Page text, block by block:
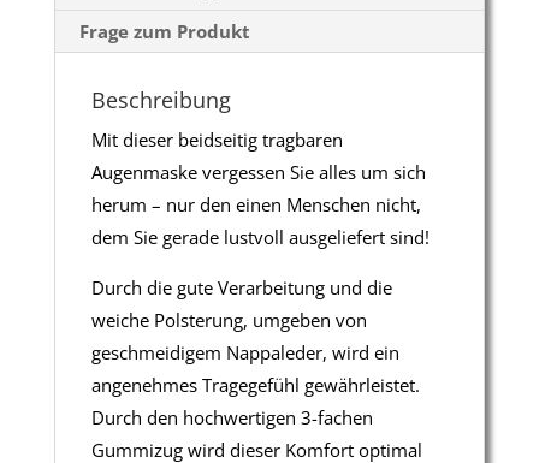
Frage zum Produkt
Beschreibung
Mit dieser beidseitig tragbaren
Augenmaske vergessen Sie alles um sich
herum – nur den einen Menschen nicht,
dem Sie gerade lustvoll ausgeliefert sind!
Durch die gute Verarbeitung und die
weiche Polsterung, umgeben von
geschmeidigem Nappaleder, wird ein
angenehmes Tragegefühl gewährleistet.
Durch den hochwertigen 3-fachen
Gummizug wird dieser Komfort optimal